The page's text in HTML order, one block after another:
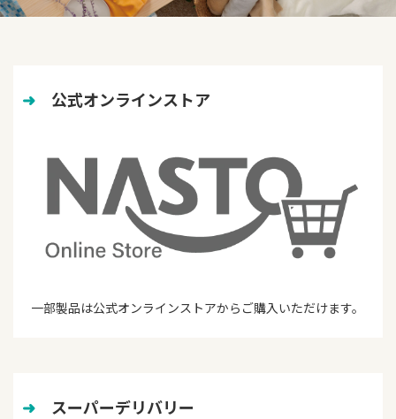
➜ 公式オンラインストア
一部製品は公式オンラインストアからご購入いただけます。
➜ スーパーデリバリー